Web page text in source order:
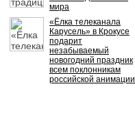
мира
«Ёлка телеканала
Карусель» в Крокусе
подарит
незабываемый
новогодний праздник
всем поклонникам
российской анимации